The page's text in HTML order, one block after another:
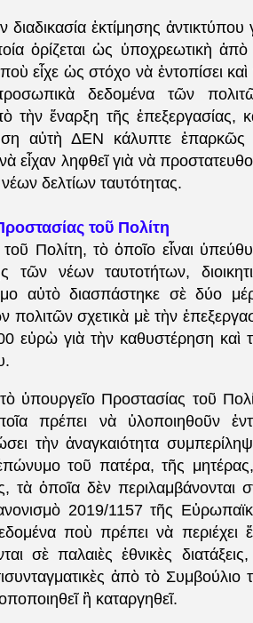
ἐκτίμησης ἀντικτύπου
ὁρίζεται ὡς ὑποχρεωτικὴ ἀπὸ
εἶχε ὡς στόχο νὰ ἐντοπίσει καὶ
δεδομένα τῶν
ἔναρξη τῆς ἐπεξεργασίας,
αὐτὴ ΔΕΝ κάλυπτε ἐπαρκῶς
εἶχαν ληφθεῖ γιὰ νὰ
δελτίων ταυτότητας.
τοῦ Πολίτη
Πολίτη, τὸ ὁποῖο εἶναι
τῶν νέων ταυτοτήτων,
αὐτὸ διασπάστηκε σὲ δύο
σχετικὰ μὲ τὴν
εὐρὼ γιὰ τὴν καθυστέρηση καὶ
ὑπουργεῖο Προστασίας τοῦ
πρέπει νὰ ὑλοποιηθοῦν
τὴν ἀναγκαιότητα
τοῦ πατέρα, τῆς
ὁποῖα δὲν περιλαμβάνονται
2019/1157 τῆς
ποὺ πρέπει νὰ περιέχει
σὲ παλαιὲς ἐθνικὲς διατάξεις,
ἀπὸ τὸ Συμβούλιο
ἢ καταργηθεῖ.